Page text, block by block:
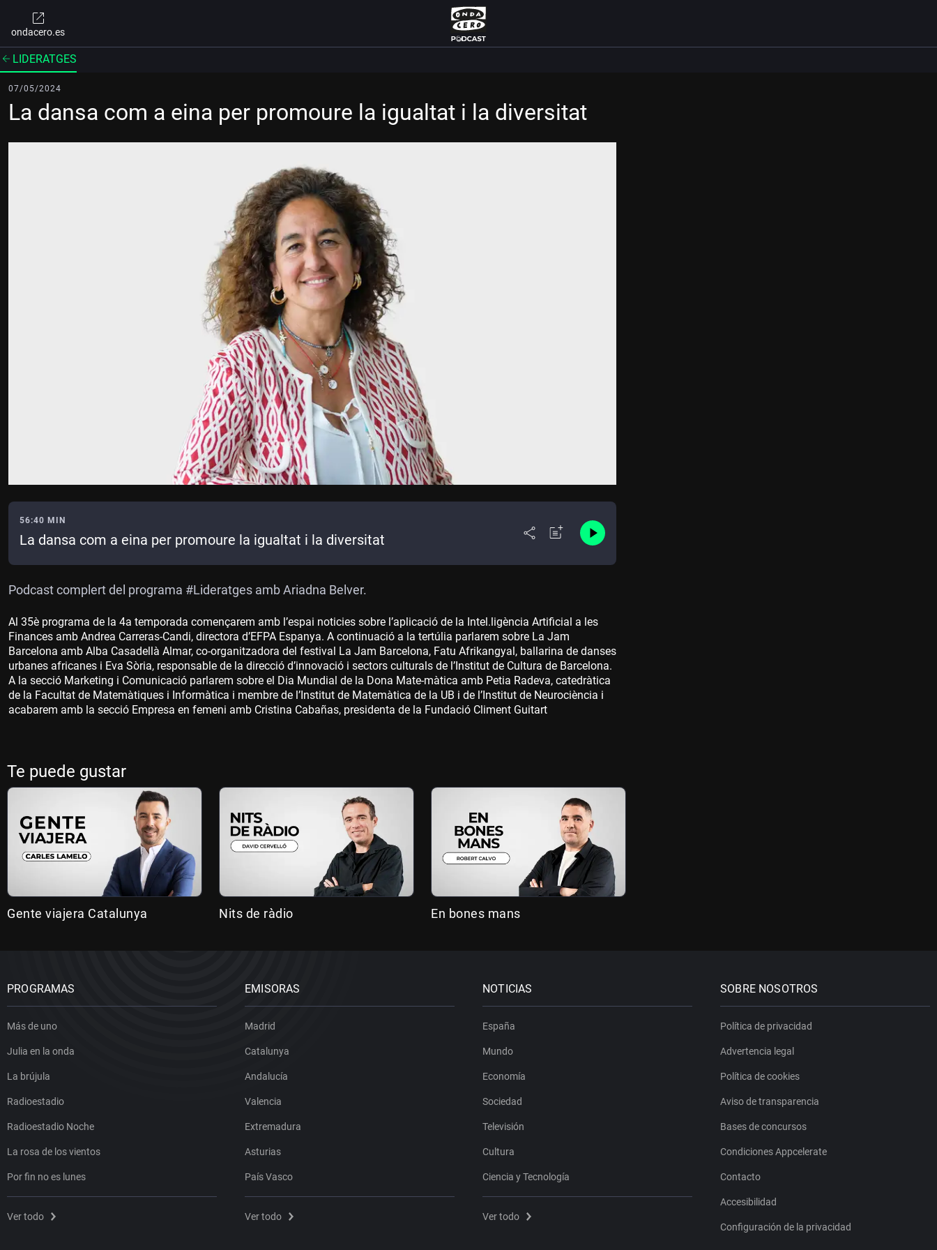
ondacero.es
LIDERATGES
07/05/2024
La dansa com a eina per promoure la igualtat i la diversitat
56:40 MIN
La dansa com a eina per promoure la igualtat i la diversitat
Podcast complert del programa #Lideratges amb Ariadna Belver.
Al 35è programa de la 4a temporada començarem amb l’espai noticies sobre l’aplicació de la Intel.ligència Artificial a les
Finances amb Andrea Carreras-Candi, directora d’EFPA Espanya. A continuació a la tertúlia parlarem sobre La Jam
Barcelona amb Alba Casadellà Almar, co-organitzadora del festival La Jam Barcelona, Fatu Afrikangyal, ballarina de danses
urbanes africanes i Eva Sòria, responsable de la direcció d’innovació i sectors culturals de l’Institut de Cultura de Barcelona.
A la secció Marketing i Comunicació parlarem sobre el Dia Mundial de la Dona Mate-màtica amb Petia Radeva, catedràtica
de la Facultat de Matemàtiques i Informàtica i membre de l’Institut de Matemàtica de la UB i de l’Institut de Neurociència i
acabarem amb la secció Empresa en femeni amb Cristina Cabañas, presidenta de la Fundació Climent Guitart
Te puede gustar
Gente viajera Catalunya Nits de ràdio En bones mans
PROGRAMAS
Más de uno
Julia en la onda
La brújula
Radioestadio
Radioestadio Noche
La rosa de los vientos
Por fin no es lunes
Ver todo
EMISORAS
Madrid
Catalunya
Andalucía
Valencia
Extremadura
Asturias
País Vasco
Ver todo
NOTICIAS
España
Mundo
Economía
Sociedad
Televisión
Cultura
Ciencia y Tecnología
Ver todo
SOBRE NOSOTROS
Política de privacidad
Advertencia legal
Política de cookies
Aviso de transparencia
Bases de concursos
Condiciones Appcelerate
Contacto
Accesibilidad
Configuración de la privacidad